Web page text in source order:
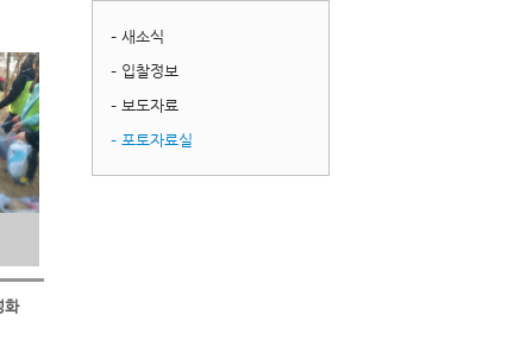
– 새소식
– 입찰정보
– 보도자료
– 포토자료실
화